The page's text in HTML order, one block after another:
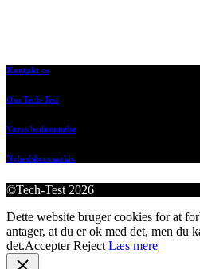
Kontakt os
Om Tech-Test
Vores bedømmelse
Nyhedsbrevsarkiv
©Tech-Test 2026
Dette website bruger cookies for at
antager, at du er ok med det, men du
det.Accepter Reject Læs mere